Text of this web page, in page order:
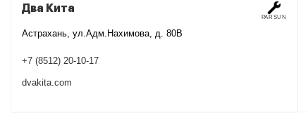
Два Кита
Астрахань, ул.Адм.Нахимова, д. 80В
+7 (8512) 20-10-17
dvakita.com
PARSUN